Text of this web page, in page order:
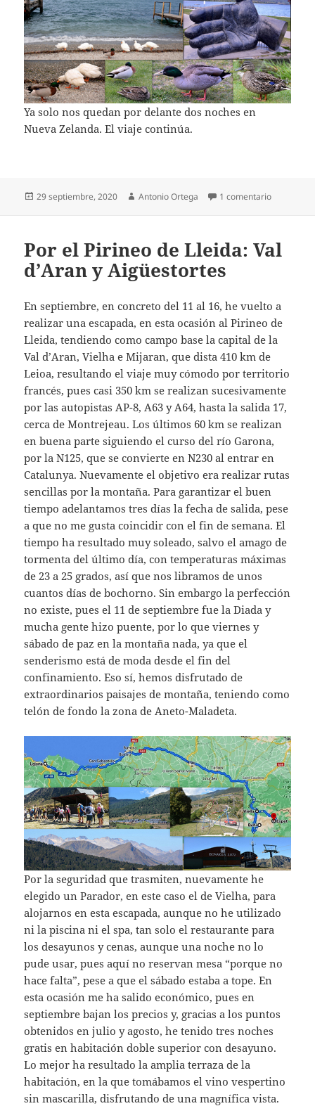
Ya solo nos quedan por delante dos noches en
Nueva Zelanda. El viaje continúa.
Publicado
29 septiembre, 2020 Autor
Antonio Ortega 1 comentarioen
Por el Pirineo de Lleida: Val
d’Aran y Aigüestortes
En septiembre, en concreto del 11 al 16, he vuelto a
realizar una escapada, en esta ocasión al Pirineo de
Lleida, tendiendo como campo base la capital de la
Val d’Aran, Vielha e Mijaran, que dista 410 km de
Leioa, resultando el viaje muy cómodo por territorio
francés, pues casi 350 km se realizan sucesivamente
por las autopistas AP-8, A63 y A64, hasta la salida 17,
cerca de Montrejeau. Los últimos 60 km se realizan
en buena parte siguiendo el curso del río Garona,
por la N125, que se convierte en N230 al entrar en
Catalunya. Nuevamente el objetivo era realizar rutas
sencillas por la montaña. Para garantizar el buen
tiempo adelantamos tres días la fecha de salida, pese
a que no me gusta coincidir con el fin de semana. El
tiempo ha resultado muy soleado, salvo el amago de
tormenta del último día, con temperaturas máximas
de 23 a 25 grados, así que nos libramos de unos
cuantos días de bochorno. Sin embargo la perfección
no existe, pues el 11 de septiembre fue la Diada y
mucha gente hizo puente, por lo que viernes y
sábado de paz en la montaña nada, ya que el
senderismo está de moda desde el fin del
confinamiento. Eso sí, hemos disfrutado de
extraordinarios paisajes de montaña, teniendo como
telón de fondo la zona de Aneto-Maladeta.
Por la seguridad que trasmiten, nuevamente he
elegido un Parador, en este caso el de Vielha, para
alojarnos en esta escapada, aunque no he utilizado
ni la piscina ni el spa, tan solo el restaurante para
los desayunos y cenas, aunque una noche no lo
pude usar, pues aquí no reservan mesa “porque no
hace falta”, pese a que el sábado estaba a tope. En
esta ocasión me ha salido económico, pues en
septiembre bajan los precios y, gracias a los puntos
obtenidos en julio y agosto, he tenido tres noches
gratis en habitación doble superior con desayuno.
Lo mejor ha resultado la amplia terraza de la
habitación, en la que tomábamos el vino vespertino
sin mascarilla, disfrutando de una magnífica vista.